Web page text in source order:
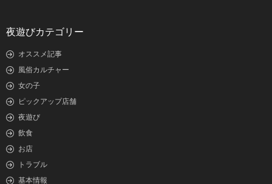
夜遊びカテゴリー
オススメ記事
風俗カルチャー
女の子
ピックアップ店舗
夜遊び
飲食
お店
トラブル
基本情報